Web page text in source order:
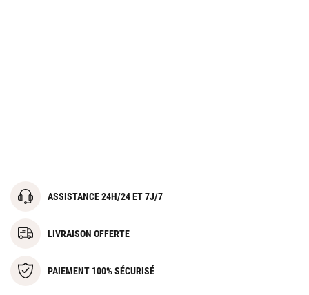
ASSISTANCE 24H/24 ET 7J/7
LIVRAISON OFFERTE
PAIEMENT 100% SÉCURISÉ